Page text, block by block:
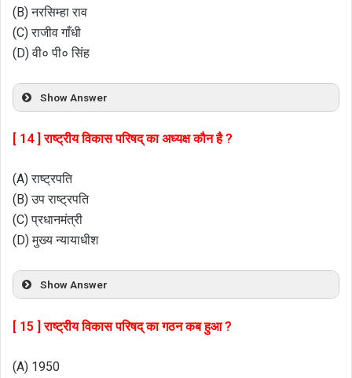
(B) नरसिम्हा राव
(C) राजीव गाँधी
(D) वी० पी० सिंह
Show Answer
[ 14 ] राष्ट्रीय विकास परिषद् का अध्यक्ष कौन है ?
(A) राष्ट्रपति
(B) उप राष्ट्रपति
(C) प्रधानमंत्री
(D) मुख्य न्यायाधीश
Show Answer
[ 15 ] राष्ट्रीय विकास परिषद् का गठन कब हुआ ?
(A) 1950